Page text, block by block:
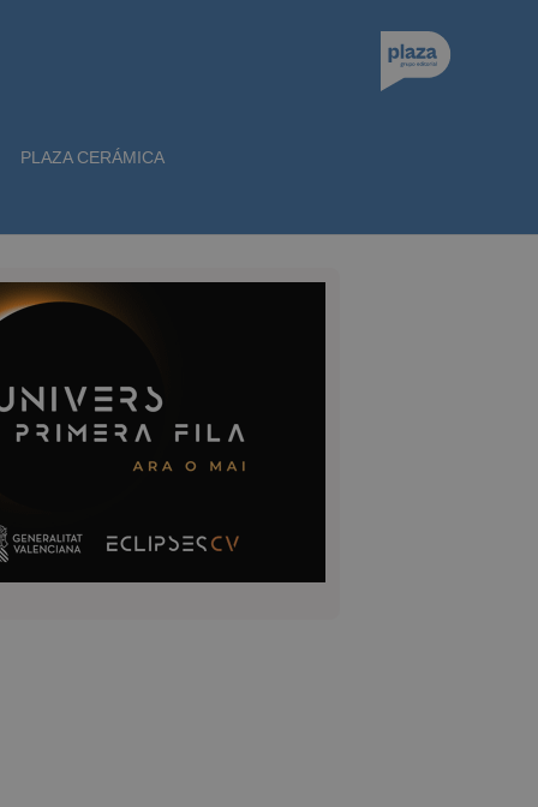
PLAZA CERÁMICA